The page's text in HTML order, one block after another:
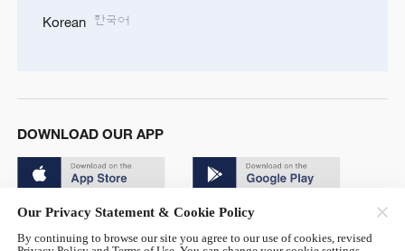
Korean 한국어
DOWNLOAD OUR APP
Our Privacy Statement & Cookie Policy
By continuing to browse our site you agree to our use of cookies, revised